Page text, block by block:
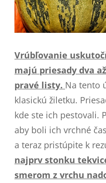
Vrúbľovanie
majú priesady dva
pravé listy. Na tento
klasickú žiletku.
kde ste ich pestovali.
aby boli ich vrchné
a teraz pristúpite k
najprv stonku
smerom z vrchu